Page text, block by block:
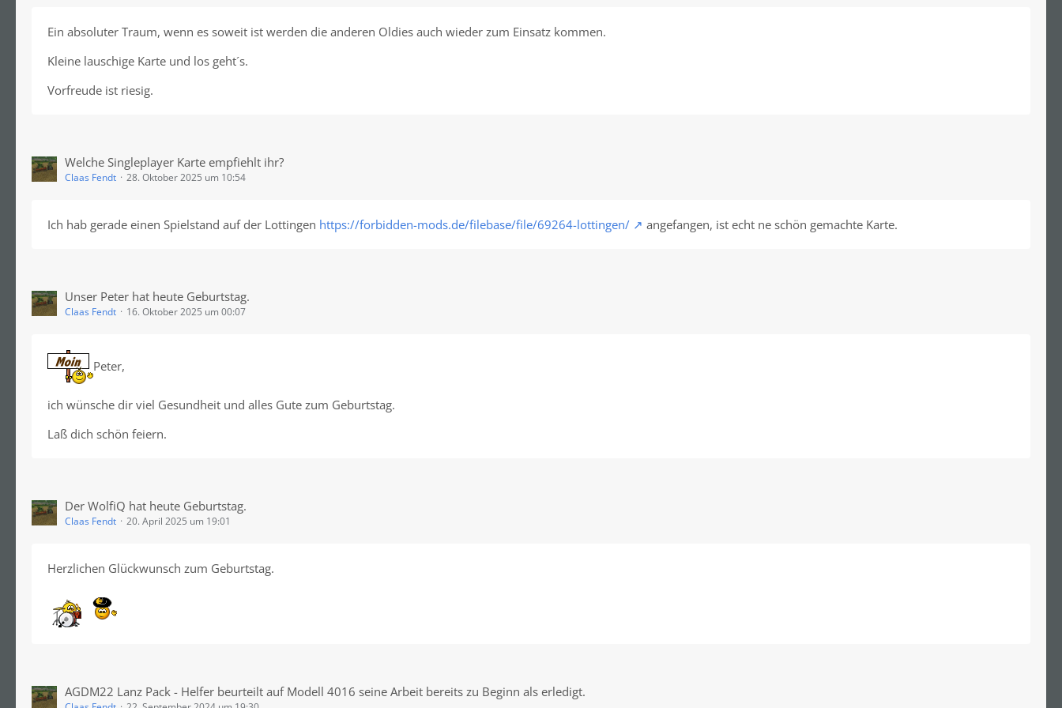
Ein absoluter Traum, wenn es soweit ist werden die anderen Oldies auch wieder zum Einsatz kommen.
Kleine lauschige Karte und los geht´s.
Vorfreude ist riesig.
Welche Singleplayer Karte empfiehlt ihr?
Claas Fendt 28. Oktober 2025 um 10:54
Ich hab gerade einen Spielstand auf der Lottingen https://forbidden-mods.de/filebase/file/69264-lottingen/ angefangen, ist echt ne schön gemachte Karte.
Unser Peter hat heute Geburtstag.
Claas Fendt 16. Oktober 2025 um 00:07
Peter,
ich wünsche dir viel Gesundheit und alles Gute zum Geburtstag.
Laß dich schön feiern.
Der WolfiQ hat heute Geburtstag.
Claas Fendt 20. April 2025 um 19:01
Herzlichen Glückwunsch zum Geburtstag.
AGDM22 Lanz Pack - Helfer beurteilt auf Modell 4016 seine Arbeit bereits zu Beginn als erledigt.